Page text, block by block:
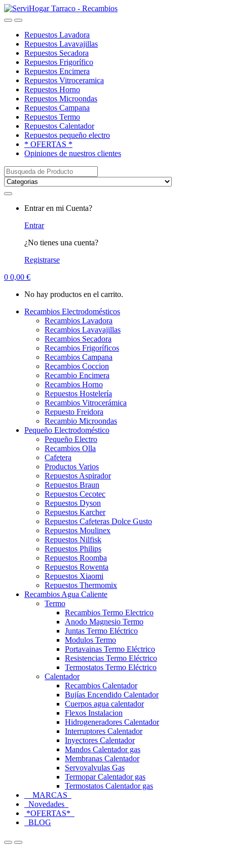
Saltar
a
saltar
al
OpenClose
Repuestos Lavadora
Repuestos Lavavajillas
Repuestos Secadora
Repuestos Frigorífico
Repuestos Encimera
Repuestos Vitroceramica
Repuestos Horno
Repuestos Microondas
Repuestos Campana
Repuestos Termo
Repuestos Calentador
Repuestos pequeño electro
* OFERTAS *
Opiniones de nuestros clientes
Buscar:
Entrar en mi Cuenta?
Entrar
¿No tienes una cuenta?
Registrarse
0 0,00 €
No hay productos en el carrito.
Recambios Electrodomésticos
Recambios Lavadora
Recambios Lavavajillas
Recambios Secadora
Recambios Frigoríficos
Recambios Campana
Recambios Coccion
Recambio Encimera
Recambios Horno
Repuestos Hostelería
Recambios Vitrocerámica
Repuesto Freidora
Recambio Microondas
Pequeño Electrodoméstico
Pequeño Electro
Recambios Olla
Cafetera
Productos Varios
Repuestos Aspirador
Repuestos Braun
Repuestos Cecotec
Repuestos Dyson
Repuestos Karcher
Repuestos Cafeteras Dolce Gusto
Repuestos Moulinex
Repuestos Nilfisk
Repuestos Philips
Repuestos Roomba
Repuestos Rowenta
Repuestos Xiaomi
Repuestos Thermomix
Recambios Agua Caliente
Termo
Recambios Termo Electrico
Anodo Magnesio Termo
Juntas Termo Eléctrico
Modulos Termo
Portavainas Termo Eléctrico
Resistencias Termo Eléctrico
Termostatos Termo Eléctrico
Calentador
Recambios Calentador
Bujías Encendido Calentador
Cuerpos agua calentador
Flexos Instalacion
Hidrogeneradores Calentador
Interruptores Calentador
Inyectores Calentador
Mandos Calentador gas
Membranas Calentador
Servovalvulas Gas
Termopar Calentador gas
Termostatos Calentador gas
MARCAS
Novedades
*OFERTAS*
BLOG
OpenClose